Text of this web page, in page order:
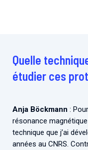
Quelle
étudier ces
Anja Böckmann :
résonance
technique que j’ai
années au CNRS.